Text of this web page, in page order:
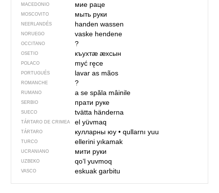
MACEDONIO мие раце
MOSCOVITO мыть руки
NEERLANDÉS handen wassen
NORUEGO vaske hendene
OCCITANO ?
OSETIO къухтӕ ӕхсын
POLACO myć ręce
PORTUGUÉS lavar as mãos
ROMANCHE ?
RUMANO a se spăla mâinile
SERBIO прати руке
SUECO tvätta händerna
TÁRTARO DE CRIMEA el yüvmaq
TÁRTARO кулларны юу• qullarnı yuu
TURCO ellerini yıkamak
UCRANIANO мити руки
UZBEKO qo‘l yuvmoq
VASCO eskuak garbitu